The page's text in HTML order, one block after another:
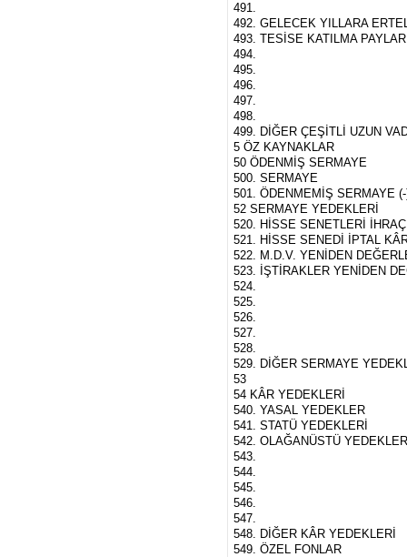
491.
492. GELECEK YILLARA
493. TESİSE KATILMA
494.
495.
496.
497.
498.
499. DİĞER ÇEŞİTLİ UZUN
5 ÖZ KAYNAKLAR
50 ÖDENMİŞ SERMAYE
500. SERMAYE
501. ÖDENMEMİŞ SERMAYE
52 SERMAYE YEDEKLERİ
520. HİSSE SENETLERİ
521. HİSSE SENEDİ İPTAL
522. M.D.V. YENİDEN
523. İŞTİRAKLER YENİDEN
524.
525.
526.
527.
528.
529. DİĞER SERMAYE
53
54 KÂR YEDEKLERİ
540. YASAL YEDEKLER
541. STATÜ YEDEKLERİ
542. OLAĞANÜSTÜ
543.
544.
545.
546.
547.
548. DİĞER KÂR YEDEKLERİ
549. ÖZEL FONLAR